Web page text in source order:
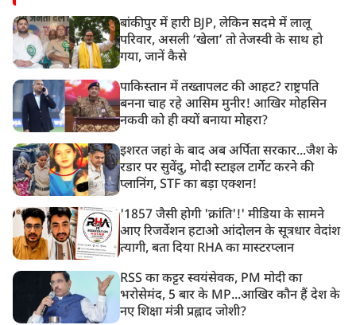
बांकीपुर में हारी BJP, लेकिन सदमे में लालू
परिवार, असली ‘खेला’ तो तेजस्वी के साथ हो
गया, जानें कैसे
पाकिस्तान में तख्तापलट की आहट? राष्ट्रपति
बनना चाह रहे आसिम मुनीर! आखिर मोहसिन
नकवी को ही क्यों बनाया मोहरा?
इशरत जहां के बाद अब अर्पिता सरकार...जैश के
रडार पर सुवेंदु, मोदी स्टाइल टार्गेट करने की
प्लानिंग, STF का बड़ा एक्शन!
'1857 जैसी होगी 'क्रांति'!' मीडिया के सामने
आए रिजर्वेशन हटाओ आंदोलन के सूत्रधार वेदांश
त्यागी, बता दिया RHA का मास्टरप्लान
RSS का कट्टर स्वयंसेवक, PM मोदी का
भरोसेमंद, 5 बार के MP...आखिर कौन हैं देश के
नए शिक्षा मंत्री प्रह्लाद जोशी?